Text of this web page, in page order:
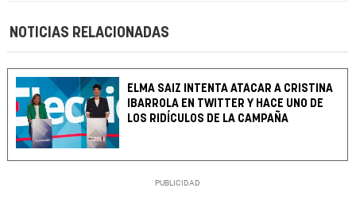
NOTICIAS RELACIONADAS
ELMA SAIZ INTENTA ATACAR A CRISTINA
IBARROLA EN TWITTER Y HACE UNO DE
LOS RIDÍCULOS DE LA CAMPAÑA